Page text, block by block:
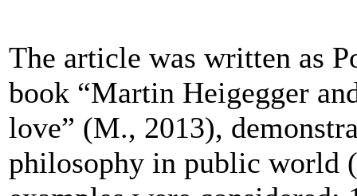
The article was written as
book “Martin Heigegger
love” (М., 2013),
philosophy in public world